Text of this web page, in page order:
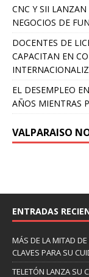
CNC Y SII
NEGOCIOS DE
DOCENTES DE
CAPACITAN EN
EL DESEMPLEO
AÑOS MIENTRAS
VALPARAISO
ENTRADAS
MÁS DE LA MITAD
CLAVES PARA SU
TELETÓN LANZA SU